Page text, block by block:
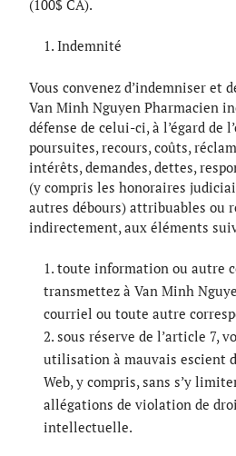
(100$ CA).
Indemnité
Vous convenez d’indemniser et
Van Minh Nguyen Pharmacien
défense de celui-ci, à l’égard de
poursuites, recours, coûts,
intérêts, demandes, dettes,
(y compris les honoraires
autres débours) attribuables ou
indirectement, aux éléments
toute information ou autre
transmettez à Van Minh
courriel ou toute autre
sous réserve de l’article 7,
utilisation à mauvais escient
Web, y compris, sans s’y
allégations de violation de
intellectuelle.